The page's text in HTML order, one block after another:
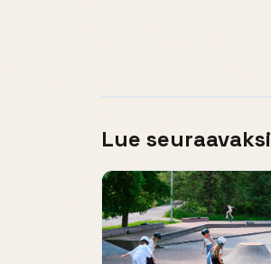
Lue seuraavaksi